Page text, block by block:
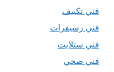
فني تكييف
فني رسيفرات
فني ستلايت
فني صحي